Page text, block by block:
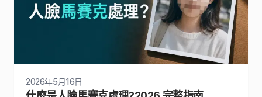
2026年5月16日